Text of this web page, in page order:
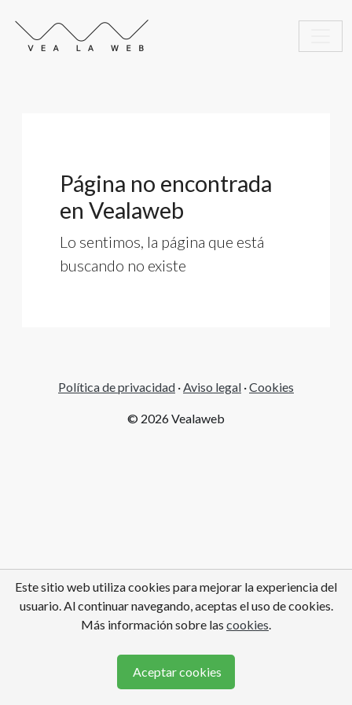
Página no encontrada
en Vealaweb
Lo sentimos, la página que está
buscando no existe
Este sitio web utiliza cookies para mejorar la experiencia del
usuario. Al continuar navegando, aceptas el uso de cookies.
Más información sobre las cookies.
Aceptar cookies
Política de privacidad ·Aviso legal ·Cookies
© 2026 Vealaweb